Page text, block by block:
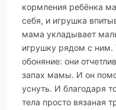
кормления ребёнка
себя, и игрушка
мама укладывает
игрушку рядом с
обоняние: они
запах мамы. И он
уснуть. И благодаря
тела просто вязаная